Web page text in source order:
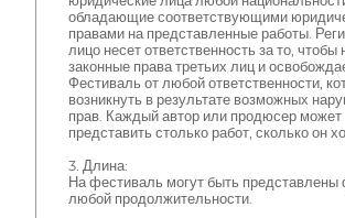
обладающие соответствующими
правами на представленные работы.
лицо несет ответственность за то, чтобы
законные права третьих лиц и
Фестиваль от любой ответственности,
возникнуть в результате возможных
прав. Каждый автор или продюсер может
представить столько работ, сколько он
3. Длина:
На фестиваль могут быть
любой продолжительности.